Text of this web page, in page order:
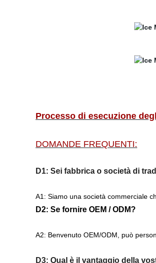
Processo di esecuzione
DOMANDE FREQUENTI:
D1: Sei fabbrica o società di
A1: Siamo una società commerciale
D2: Se fornire OEM / ODM?
A2: Benvenuto OEM/ODM, può
D3: Qual è il vantaggio della